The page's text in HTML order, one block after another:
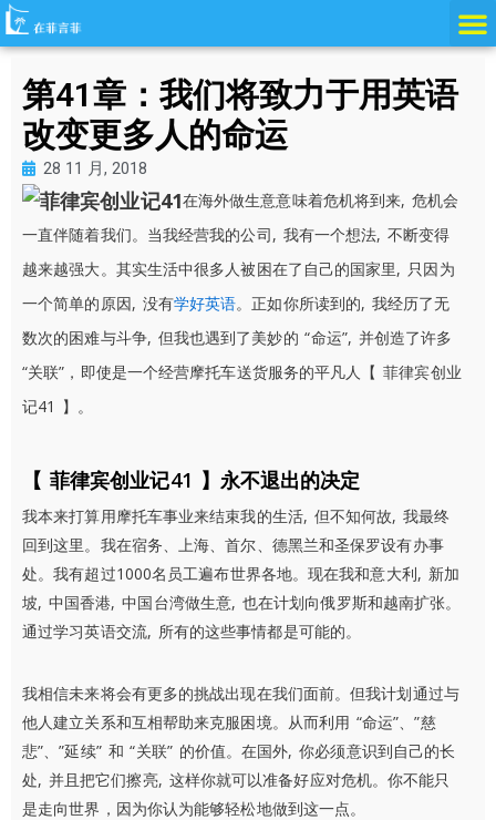
跳
至
第41章：我们将致力于用英语
改变更多人的命运
28 11 月, 2018
在海外做生意意味着危机将到来, 危机会
一直伴随着我们。 当我经营我的公司, 我有一个想法, 不断变得
越来越强大。其实生活中很多人被困在了自己的国家里, 只因为
一个简单的原因, 没有学好英语。正如你所读到的, 我经历了无
数次的困难与斗争, 但我也遇到了美妙的 “命运”, 并创造了许多
“关联”，即使是一个经营摩托车送货服务的平凡人【 菲律宾创业
记41 】。
【 菲律宾创业记41 】永不退出的决定
我本来打算用摩托车事业来结束我的生活, 但不知何故, 我最终
回到这里。我在宿务、上海、首尔、德黑兰和圣保罗设有办事
处。我有超过1000名员工遍布世界各地。现在我和意大利, 新加
坡, 中国香港, 中国台湾做生意, 也在计划向俄罗斯和越南扩张。
通过学习英语交流, 所有的这些事情都是可能的。
我相信未来将会有更多的挑战出现在我们面前。但我计划通过与
他人建立关系和互相帮助来克服困境。从而利用 “命运”、”慈
悲”、”延续” 和 “关联” 的价值。在国外, 你必须意识到自己的长
处, 并且把它们擦亮, 这样你就可以准备好应对危机。你不能只
是走向世界，因为你认为能够轻松地做到这一点。